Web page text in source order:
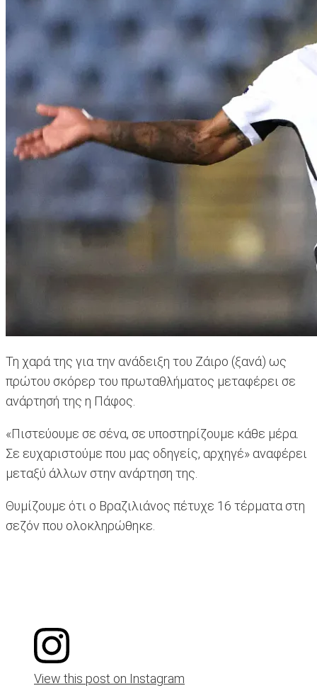
Τη χαρά της για την ανάδειξη του Ζάιρο (ξανά) ως
πρώτου σκόρερ του πρωταθλήματος μεταφέρει σε
ανάρτησή της η Πάφος.
«Πιστεύουμε σε σένα, σε υποστηρίζουμε κάθε μέρα.
Σε ευχαριστούμε που μας οδηγείς, αρχηγέ» αναφέρει
μεταξύ άλλων στην ανάρτηση της.
Θυμίζουμε ότι ο Βραζιλιάνος πέτυχε 16 τέρματα στη
σεζόν που ολοκληρώθηκε.
View this post on Instagram